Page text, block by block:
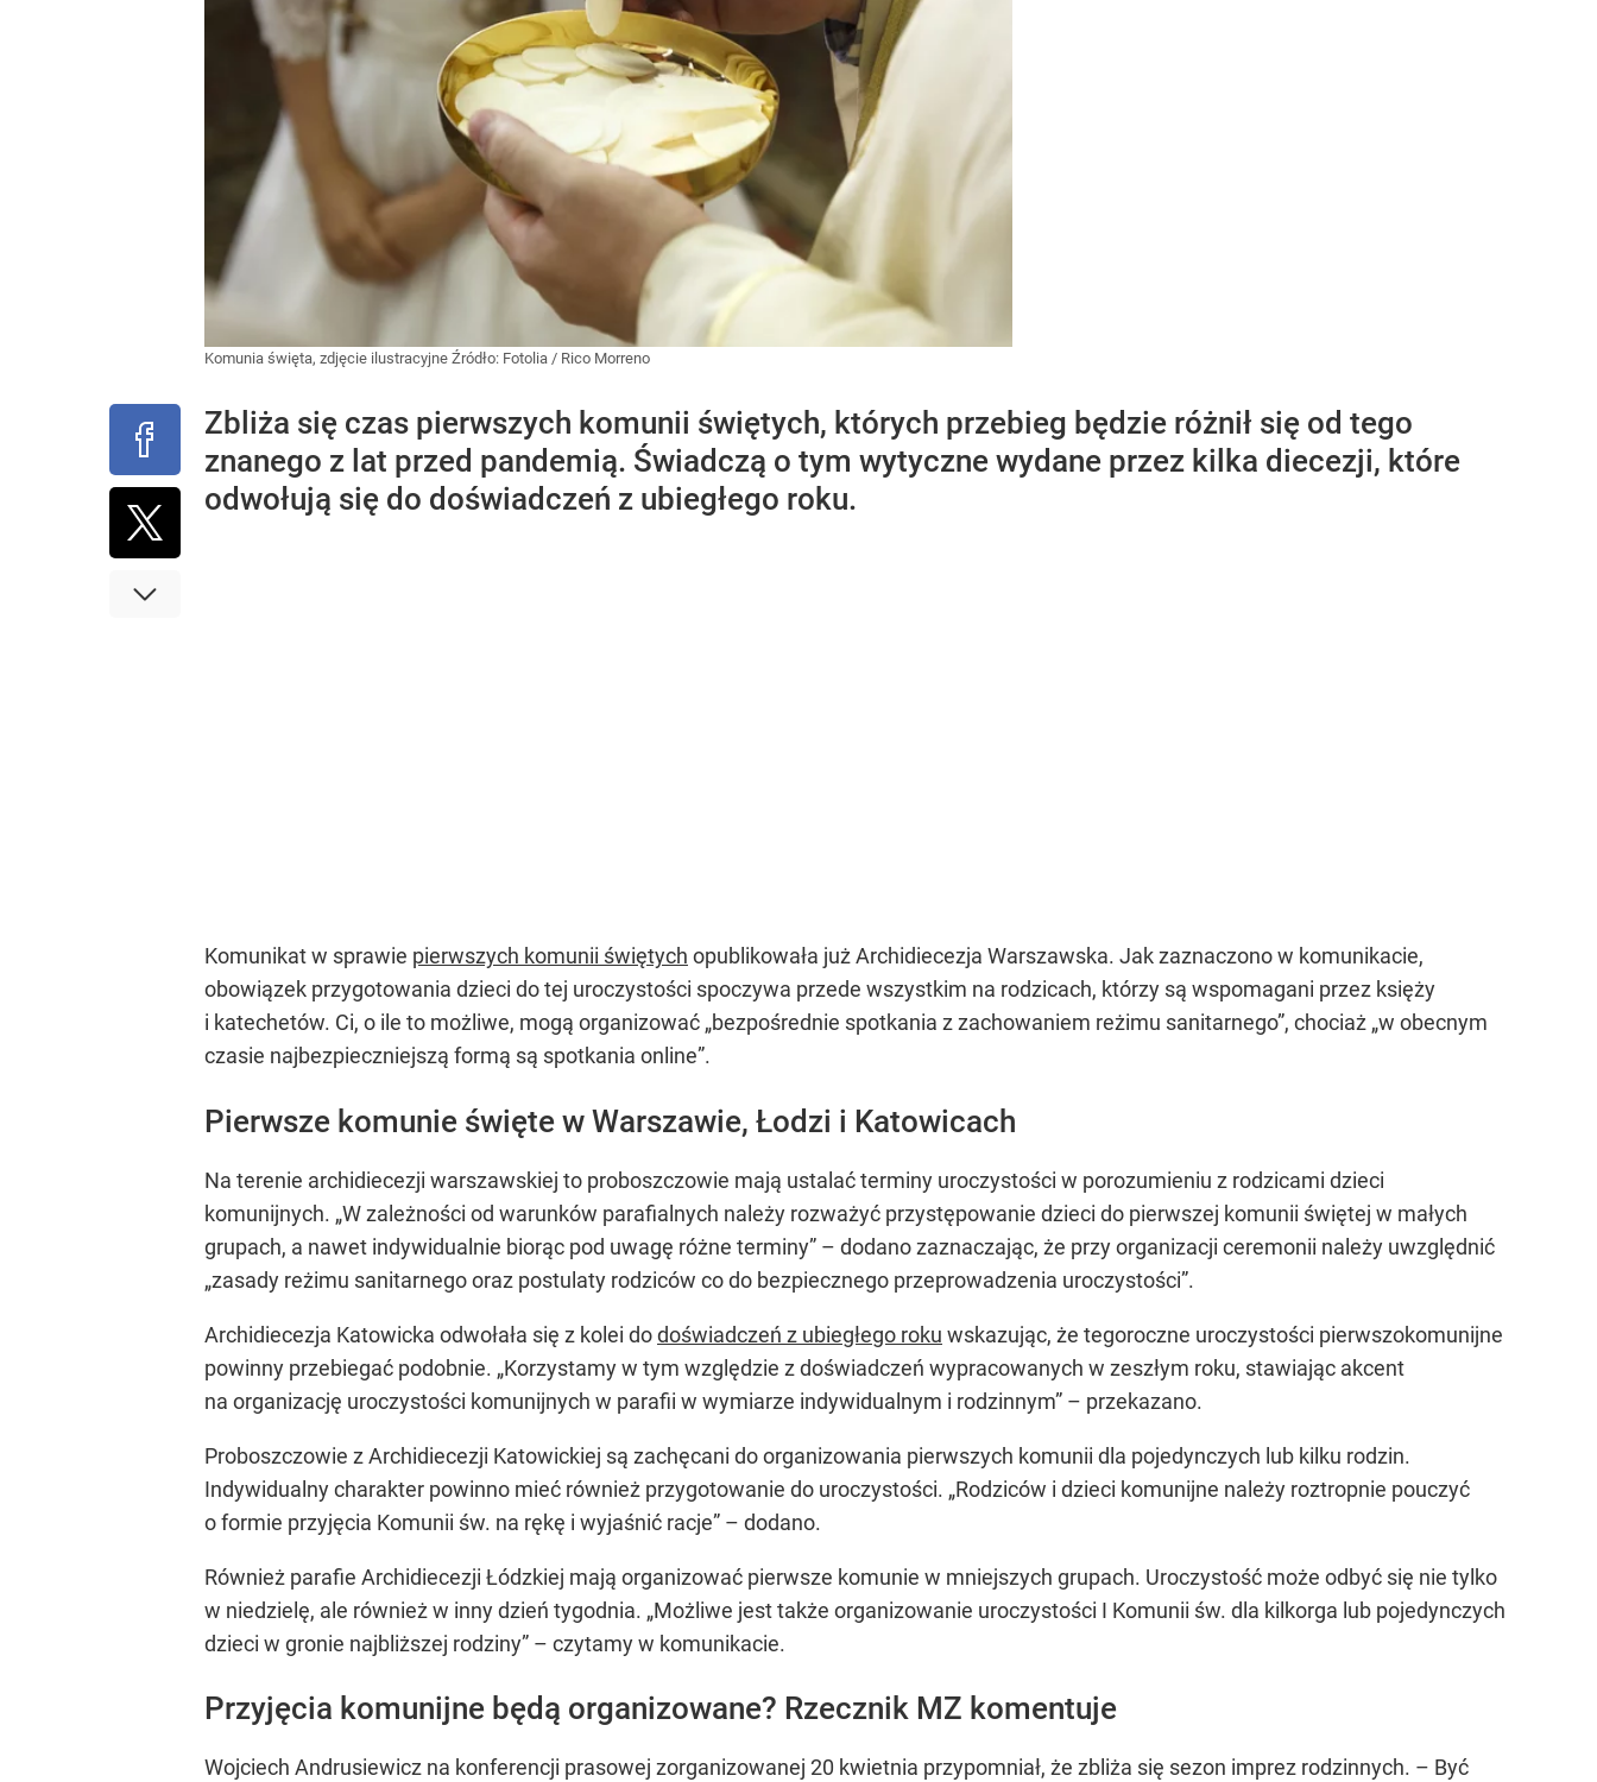
Komunia święta, zdjęcie ilustracyjne Źródło: Fotolia / Rico Morreno
Zbliża się czas pierwszych komunii świętych, których przebieg będzie różnił się od tego
znanego z lat przed pandemią. Świadczą o tym wytyczne wydane przez kilka diecezji, które
odwołują się do doświadczeń z ubiegłego roku.
Komunikat w sprawie pierwszych komunii świętych opublikowała już Archidiecezja Warszawska. Jak zaznaczono w komunikacie,
obowiązek przygotowania dzieci do tej uroczystości spoczywa przede wszystkim na rodzicach, którzy są wspomagani przez księży
i katechetów. Ci, o ile to możliwe, mogą organizować „bezpośrednie spotkania z zachowaniem reżimu sanitarnego”, chociaż „w obecnym
czasie najbezpieczniejszą formą są spotkania online”.
Pierwsze komunie święte w Warszawie, Łodzi i Katowicach
Na terenie archidiecezji warszawskiej to proboszczowie mają ustalać terminy uroczystości w porozumieniu z rodzicami dzieci
komunijnych. „W zależności od warunków parafialnych należy rozważyć przystępowanie dzieci do pierwszej komunii świętej w małych
grupach, a nawet indywidualnie biorąc pod uwagę różne terminy” – dodano zaznaczając, że przy organizacji ceremonii należy uwzględnić
„zasady reżimu sanitarnego oraz postulaty rodziców co do bezpiecznego przeprowadzenia uroczystości”.
Archidiecezja Katowicka odwołała się z kolei dodoświadczeń z ubiegłego roku wskazując, że tegoroczne uroczystości pierwszokomunijne
powinny przebiegać podobnie. „Korzystamy w tym względzie z doświadczeń wypracowanych w zeszłym roku, stawiając akcent
na organizację uroczystości komunijnych w parafii w wymiarze indywidualnym i rodzinnym” – przekazano.
Proboszczowie z Archidiecezji Katowickiej są zachęcani do organizowania pierwszych komunii dla pojedynczych lub kilku rodzin.
Indywidualny charakter powinno mieć również przygotowanie do uroczystości. „Rodziców i dzieci komunijne należy roztropnie pouczyć
o formie przyjęcia Komunii św. na rękę i wyjaśnić racje” – dodano.
Również parafie Archidiecezji Łódzkiej mają organizować pierwsze komunie w mniejszych grupach. Uroczystość może odbyć się nie tylko
w niedzielę, ale również w inny dzień tygodnia. „Możliwe jest także organizowanie uroczystości I Komunii św. dla kilkorga lub pojedynczych
dzieci w gronie najbliższej rodziny” – czytamy w komunikacie.
Przyjęcia komunijne będą organizowane? Rzecznik MZ komentuje
Wojciech Andrusiewicz na konferencji prasowej zorganizowanej 20 kwietnia przypomniał, że zbliża się sezon imprez rodzinnych. – Być